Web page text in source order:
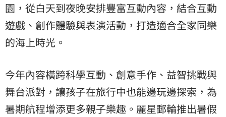
園，從白天到夜晚安排豐富互動內容，結合互動
遊戲、創作體驗與表演活動，打造適合全家同樂
的海上時光。
今年內容橫跨科學互動、創意手作、益智挑戰與
舞台派對，讓孩子在旅行中也能邊玩邊探索，為
暑期航程增添更多親子樂趣。麗星郵輪推出暑假